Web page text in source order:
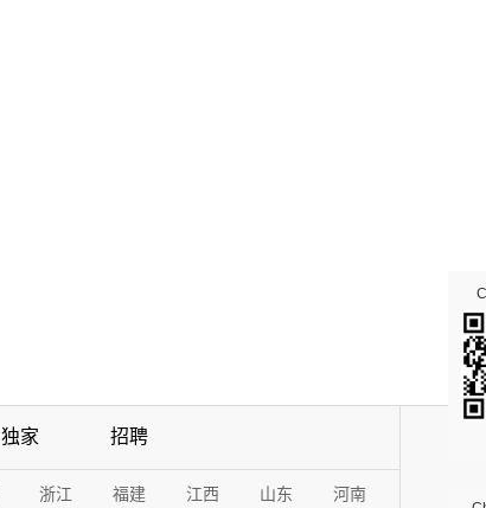
独家 招聘
浙江 福建 江西 山东 河南